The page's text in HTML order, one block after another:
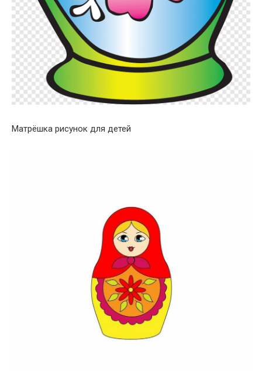
Матрёшка рисунок для детей